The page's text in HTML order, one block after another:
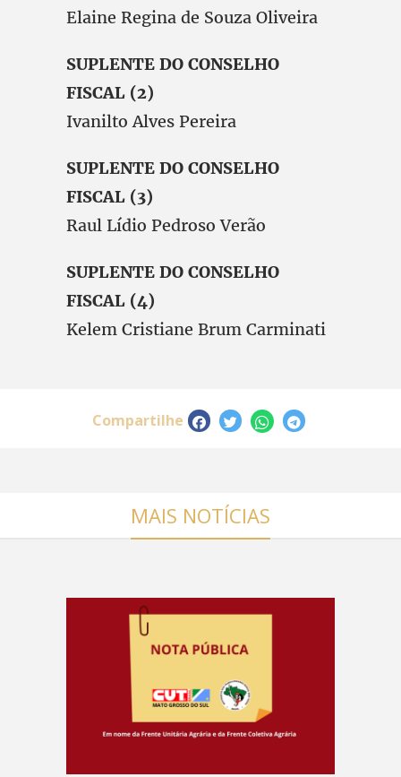
Elaine Regina de Souza Oliveira
SUPLENTE DO CONSELHO
FISCAL (2)
Ivanilto Alves Pereira
SUPLENTE DO CONSELHO
FISCAL (3)
Raul Lídio Pedroso Verão
SUPLENTE DO CONSELHO
FISCAL (4)
Kelem Cristiane Brum Carminati
Compartilhe
MAIS NOTÍCIAS